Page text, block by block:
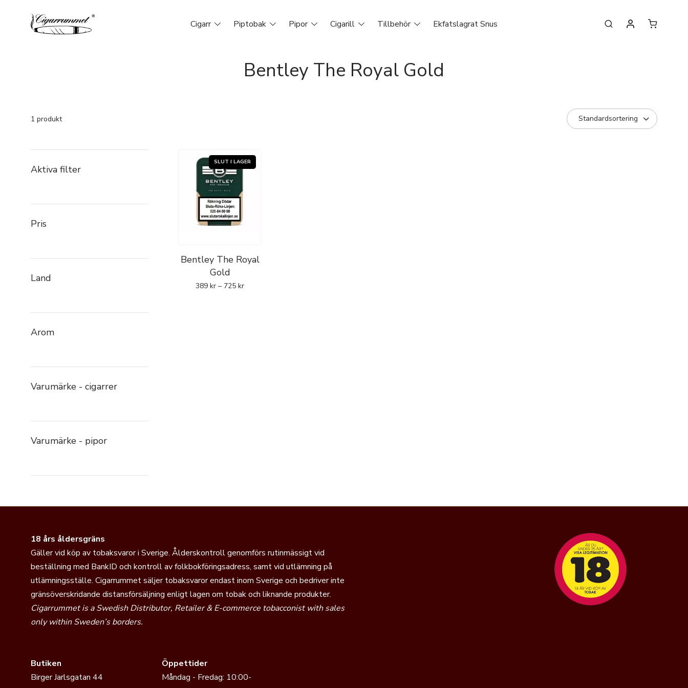
Cigarr Piptobak Pipor Cigarill Tillbehör Ekfatslagrat Snus
Bentley The Royal Gold
1 produkt
Aktiva filter
Pris
Land
Arom
Varumärke - cigarrer
Varumärke - pipor
Bentley The Royal
Gold
389kr – 725kr
18 års åldersgräns
Gäller vid köp av tobaksvaror i Sverige. Ålderskontroll genomförs rutinmässigt vid
beställning med BankID och kontroll av folkbokföringsadress, samt vid utlämning på
utlämningsställe. Cigarrummet säljer tobaksvaror endast inom Sverige och bedriver inte
gränsöverskridande distansförsäljning enligt lagen om tobak och liknande produkter.
Cigarrummet is a Swedish Distributor, Retailer & E-commerce tobacconist with sales
only within Sweden’s borders.
Butiken
Birger Jarlsgatan 44
Öppettider
Måndag - Fredag: 10:00-